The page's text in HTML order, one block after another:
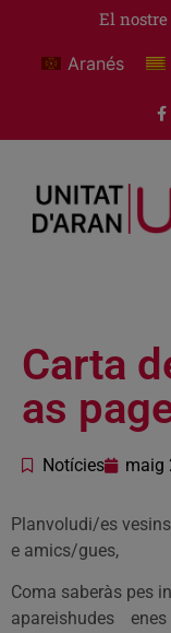
El
Aranés
Carta
as
Notícies maig
Planvoludi/es
e amics/gues,
Coma saberàs pes
apareishudes